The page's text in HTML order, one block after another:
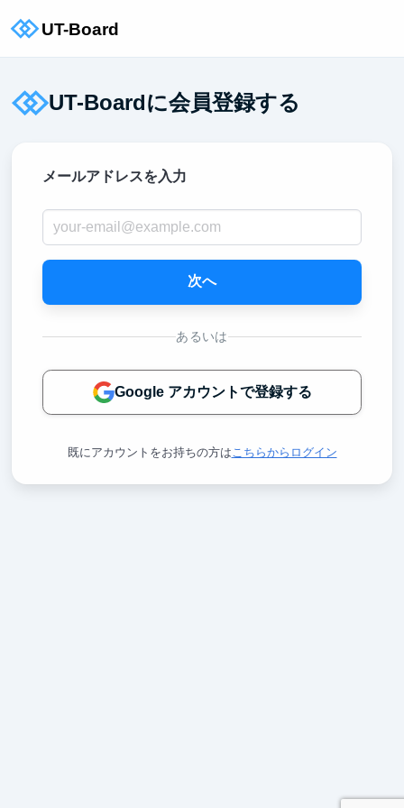
UT-Boardに会員登録する
メールアドレスを入力
次へ
あるいは
Google アカウントで登録する
既にアカウントをお持ちの方は こちらからログイン